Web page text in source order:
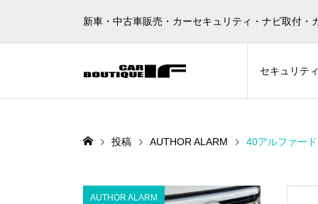
新車・中古車販売・カーセキュリティ・ナビ取付
セキュリテ
投稿 AUTHOR ALARM 40アルファー
AUTHOR ALARM